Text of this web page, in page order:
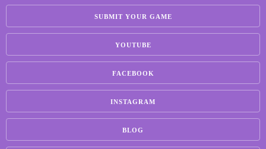
SUBMIT YOUR GAME
YOUTUBE
FACEBOOK
INSTAGRAM
BLOG